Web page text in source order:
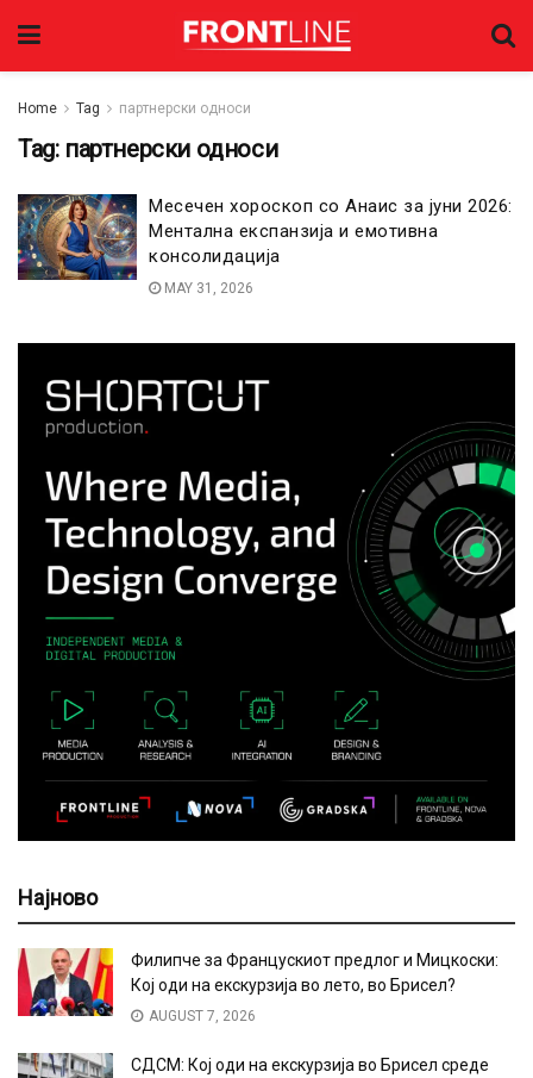
Home Tag партнерски односи
Tag: партнерски односи
Месечен хороскоп со Анаис за јуни 2026:
Ментална експанзија и емотивна
консолидација
MAY 31, 2026
Најново
Филипче за Францускиот предлог и Мицкоски:
Кој оди на екскурзија во лето, во Брисел?
AUGUST 7, 2026
СДСМ: Кој оди на екскурзија во Брисел среде